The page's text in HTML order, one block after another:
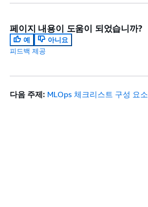
페이지 내용이 도움이 되었습니까?
예
아니요
피드백 제공
다음 주제: MLOps 체크리스트 구성 요소